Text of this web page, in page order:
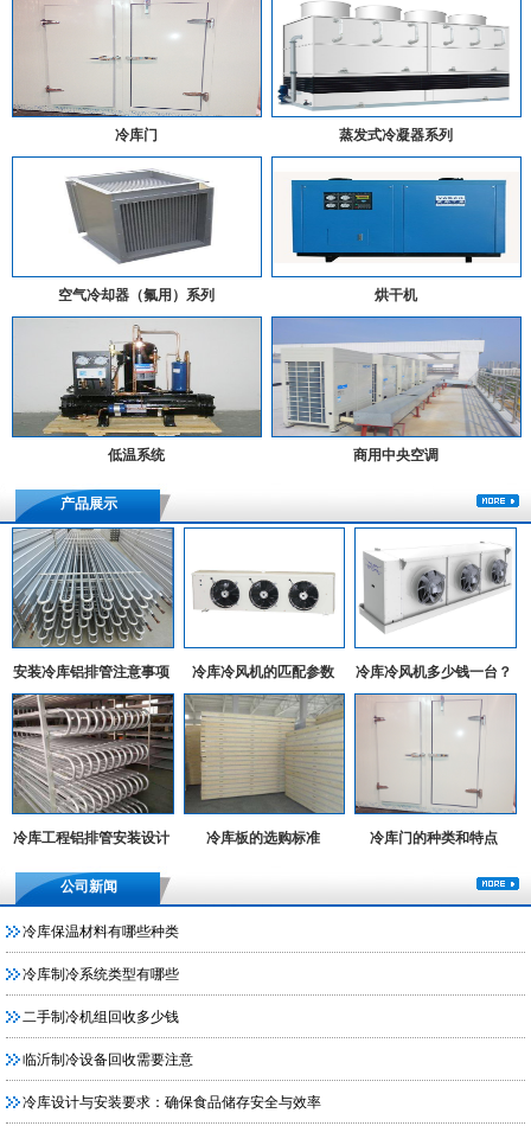
冷库门 蒸发式冷凝器系列
空气冷却器（氟用）系列 烘干机
低温系统 商用中央空调
产品展示
安装冷库铝排管注意事项 冷库冷风机的匹配参数 冷库冷风机多少钱一台？
冷库工程铝排管安装设计
冷库板的选购标准 冷库门的种类和特点
公司新闻
冷库保温材料有哪些种类
冷库制冷系统类型有哪些
二手制冷机组回收多少钱
临沂制冷设备回收需要注意
冷库设计与安装要求：确保食品储存安全与效率